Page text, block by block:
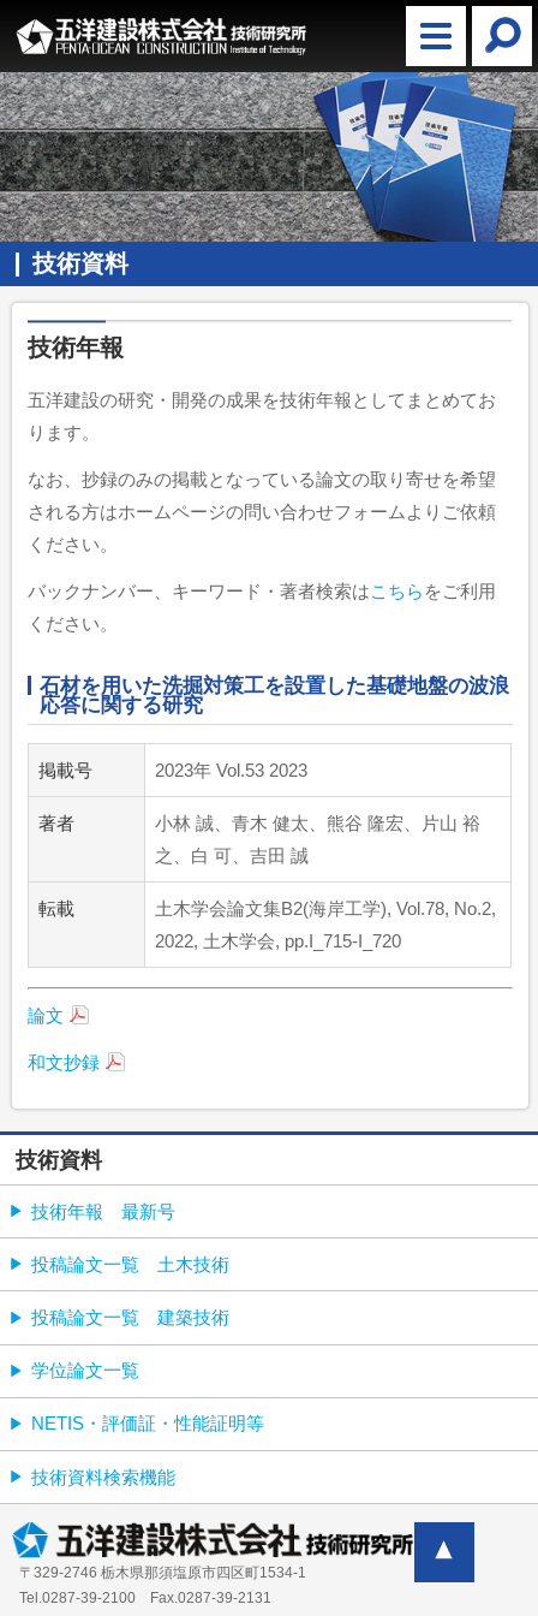
技術資料
技術年報
五洋建設の研究・開発の成果を技術年報としてまとめてお
ります。
なお、抄録のみの掲載となっている論文の取り寄せを希望
される方はホームページの問い合わせフォームよりご依頼
ください。
バックナンバー、キーワード・著者検索はこちら をご利用
ください。
石材を用いた洗掘対策工を設置した基礎地盤の波浪
応答に関する研究
掲載号 2023年 Vol.53 2023
著者
小林 誠、青木 健太、熊谷 隆宏、片山 裕
之、白 可、吉田 誠
転載
土木学会論文集B2(海岸工学), Vol.78, No.2,
2022, 土木学会, pp.I_715-I_720
論文
和文抄録
技術資料
技術年報 最新号
投稿論文一覧 土木技術
投稿論文一覧 建築技術
学位論文一覧
NETIS・評価証・性能証明等
技術資料検索機能
〒329-2746 栃木県那須塩原市四区町1534-1
Tel.0287-39‐2100 Fax.0287-39-2131